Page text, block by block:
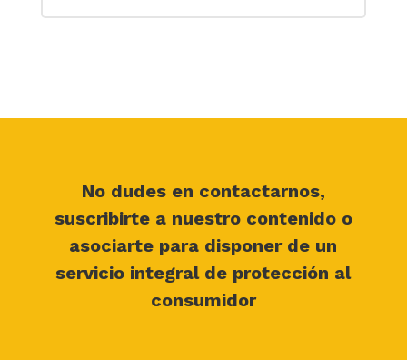
No dudes en contactarnos,
suscribirte a nuestro contenido o
asociarte para disponer de un
servicio integral de protección al
consumidor